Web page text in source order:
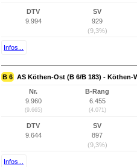
DTV
9.994
SV
929
(9,3%)
Infos...
B 6 AS Köthen-Ost (B 6/B 183) - Köthen-
Nr.
9.960
(9.665)
B-Rang
6.455
(4.071)
DTV
9.644
SV
897
(9,3%)
Infos...